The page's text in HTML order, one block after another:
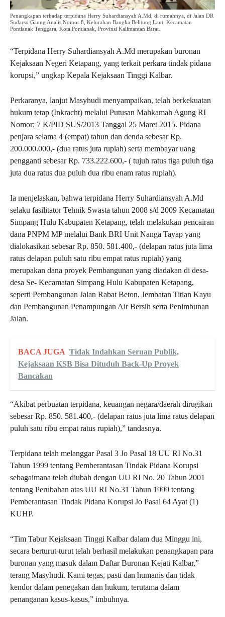
Penangkapan terhadap terpidana Herry Suhardiansyah A.Md, di rumahnya, di Jalan DR
Sudarso Ganng Analis Nomor 8, Kelurahan Bangka Belitung Laut, Kecamatan
Pontianak Tenggara, Kota Pontianak, Provinsi Kalimantan Barat.
“Terpidana Herry Suhardiansyah A.Md merupakan buronan
Kejaksaan Negeri Ketapang, yang terkait perkara tindak pidana
korupsi,” ungkap Kepala Kejaksaan Tinggi Kalbar.
Perkaranya, lanjut Masyhudi menyampaikan, telah berkekuatan
hukum tetap (Inkracht) melalui Putusan Mahkamah Agung RI
Nomor: 7 K/PID SUS/2013 Tanggal 25 Maret 2015. Pidana
penjara selama 4 (empat) tahun dan denda sebesar Rp.
200.000.000,- (dua ratus juta rupiah) serta membayar uang
pengganti sebesar Rp. 733.222.600,- ( tujuh ratus tiga puluh tiga
juta dua ratus dua puluh dua ribu enam ratus rupiah).
Ia menjelaskan, bahwa terpidana Herry Suhardiansyah A.Md
selaku fasilitator Tehnik Swasta tahun 2008 s/d 2009 Kecamatan
Simpang Hulu Kabupaten Ketapang, telah melakukan pencairan
dana PNPM MP melalui Bank BRI Unit Nanga Tayap yang
dialokasikan sebesar Rp. 850. 581.400,- (delapan ratus juta lima
ratus delapan puluh satu ribu empat ratus rupiah) yang
merupakan dana proyek Pembangunan yang diadakan di desa-
desa Se- Kecamatan Simpang Hulu Kabupaten Ketapang,
seperti Pembangunan Jalan Rabat Beton, Jembatan Titian Kayu
dan Pembangunan Penampungan Air Bersih serta Penimbunan
Jalan.
BACA JUGA Tidak Indahkan Seruan Publik,
Kejaksaan KSB Bisa Dituduh Back-Up Proyek
Bancakan
“Akibat perbuatan terpidana, keuangan negara/daerah dirugikan
sebesar Rp. 850. 581.400,- (delapan ratus juta lima ratus delapan
puluh satu ribu empat ratus rupiah),” tandasnya.
Terpidana telah melanggar Pasal 3 Jo Pasal 18 UU RI No.31
Tahun 1999 tentang Pemberantasan Tindak Pidana Korupsi
sebagaimana telah diubah dengan UU RI No. 20 Tahun 2001
tentang Perubahan atas UU RI No.31 Tahun 1999 tentang
Pemberantasan Tindak Pidana Korupsi Jo Pasal 64 Ayat (1)
KUHP.
“Tim Tabur Kejaksaan Tinggi Kalbar dalam dua Minggu ini,
secara berturut-turut telah berhasil melakukan penangkapan para
buronan yang masuk dalam Daftar Buronan Kejati Kalbar,”
terang Masyhudi. Kami tegas, pasti dan humanis dan tidak
kendor dalam penegakan dan hukum, terutama dalam
penanganan kasus-kasus,” imbuhnya.